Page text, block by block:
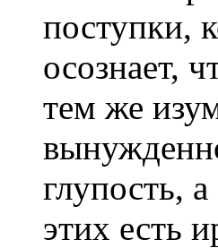
поступки,
осознает,
тем же
глупость,
этих есть